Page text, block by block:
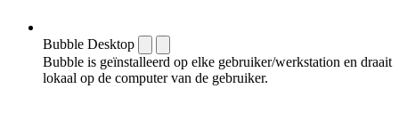
Bubble Desktop
Bubble is geïnstalleerd op elke gebruiker/werkstation en draait
lokaal op de computer van de gebruiker.